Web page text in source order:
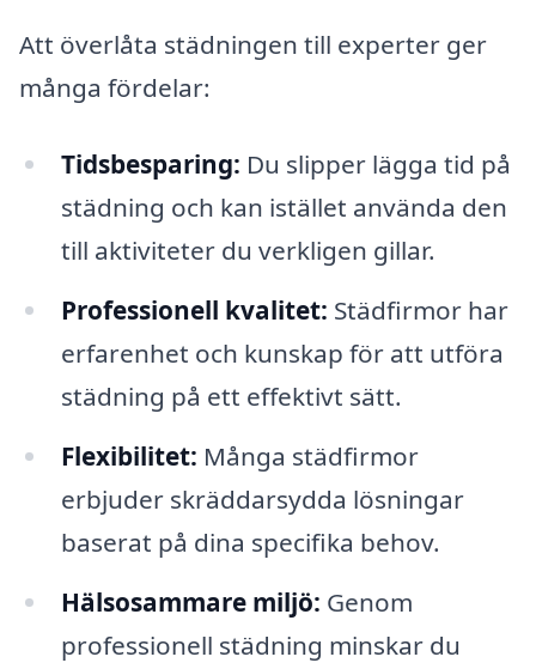
Att överlåta städningen till experter ger
många fördelar:
Tidsbesparing: Du slipper lägga tid på
städning och kan istället använda den
till aktiviteter du verkligen gillar.
Professionell kvalitet: Städfirmor har
erfarenhet och kunskap för att utföra
städning på ett effektivt sätt.
Flexibilitet: Många städfirmor
erbjuder skräddarsydda lösningar
baserat på dina specifika behov.
Hälsosammare miljö: Genom
professionell städning minskar du